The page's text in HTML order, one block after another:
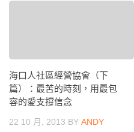
海口人社區經營協會（下
篇）：最苦的時刻，用最包
容的愛支撐信念
22 10 月, 2013 BY ANDY